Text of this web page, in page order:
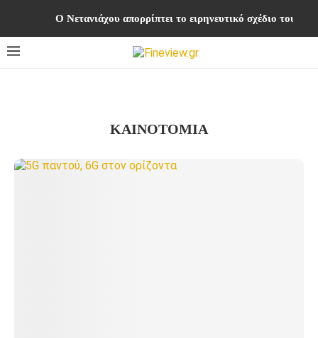
Ο Νετανιάχου απορρίπτει το ειρηνευτικό σχέδιο του
ΚΑΙΝΟΤΟΜΊΑ